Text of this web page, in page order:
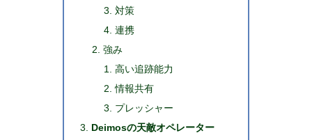
対策
連携
強み
高い追跡能力
情報共有
プレッシャー
Deimosの天敵オペレーター